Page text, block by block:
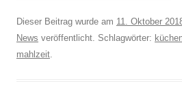
Dieser Beitrag wurde am 11. Oktober
News veröffentlicht. Schlagwörter:
mahlzeit.